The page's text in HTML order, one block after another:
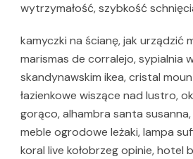
wytrzymałość, szybkość
kamyczki na ścianę, jak urządzić
marismas de corralejo, sypialnia
skandynawskim ikea, cristal
łazienkowe wiszące nad lustro,
gorąco, alhambra santa
meble ogrodowe leżaki, lampa
koral live kołobrzeg opinie, hotel